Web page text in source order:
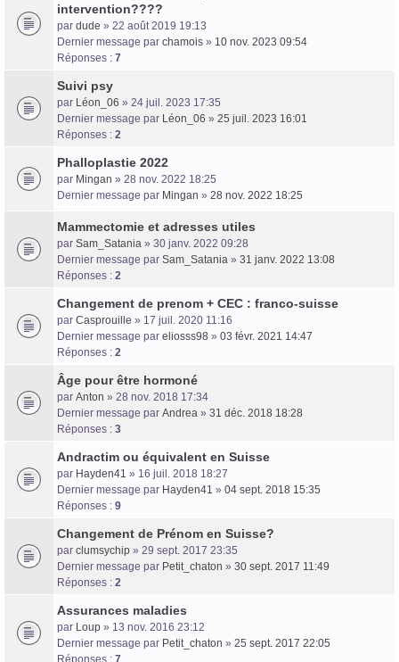
intervention????
par dude » 22 août 2019 19:13
Dernier message par chamois » 10 nov. 2023 09:54
Réponses : 7
Suivi psy
par Léon_06 » 24 juil. 2023 17:35
Dernier message par Léon_06 » 25 juil. 2023 16:01
Réponses : 2
Phalloplastie 2022
par Mingan » 28 nov. 2022 18:25
Dernier message par Mingan » 28 nov. 2022 18:25
Mammectomie et adresses utiles
par Sam_Satania » 30 janv. 2022 09:28
Dernier message par Sam_Satania » 31 janv. 2022 13:08
Réponses : 2
Changement de prenom + CEC : franco-suisse
par Casprouille » 17 juil. 2020 11:16
Dernier message par eliosss98 » 03 févr. 2021 14:47
Réponses : 2
Âge pour être hormoné
par Anton » 28 nov. 2018 17:34
Dernier message par Andrea » 31 déc. 2018 18:28
Réponses : 3
Andractim ou équivalent en Suisse
par Hayden41 » 16 juil. 2018 18:27
Dernier message par Hayden41 » 04 sept. 2018 15:35
Réponses : 9
Changement de Prénom en Suisse?
par clumsychip » 29 sept. 2017 23:35
Dernier message par Petit_chaton » 30 sept. 2017 11:49
Réponses : 2
Assurances maladies
par Loup » 13 nov. 2016 23:12
Dernier message par Petit_chaton » 25 sept. 2017 22:05
Réponses : 7